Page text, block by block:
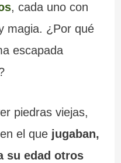
, cada uno con
magia. ¿Por qué
escapada
piedras viejas,
el quejugaban,
su edad otros